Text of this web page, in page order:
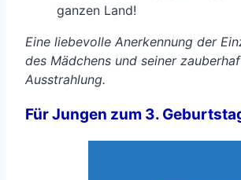
ganzen Land!
Eine liebevolle Anerkennung der
des Mädchens und seiner
Ausstrahlung.
Für Jungen zum 3.